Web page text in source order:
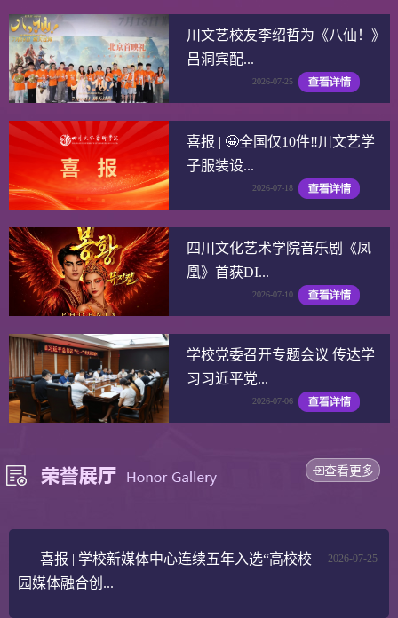
川文艺校友李绍哲为《八仙！》
吕洞宾配...
2026-07-25
喜报 | 🤩全国仅10件‼️川文艺学
子服装设...
2026-07-18
四川文化艺术学院音乐剧《凤
凰》首获DI...
2026-07-10
学校党委召开专题会议 传达学
习习近平党...
2026-07-06
查看更多
2026-07-25
喜报 | 学校新媒体中心连续五年入选“高校校
园媒体融合创...